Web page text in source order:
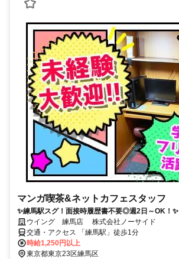
マンガ喫茶&ネットカフェスタッフ
✨練馬駅スグ！面接時履歴書不要◎週2日～OK！✨
ウイング 練馬店 株式会社ノーサイド
交通・アクセス 「練馬駅」徒歩1分
時給1,250円以上
東京都東京23区練馬区